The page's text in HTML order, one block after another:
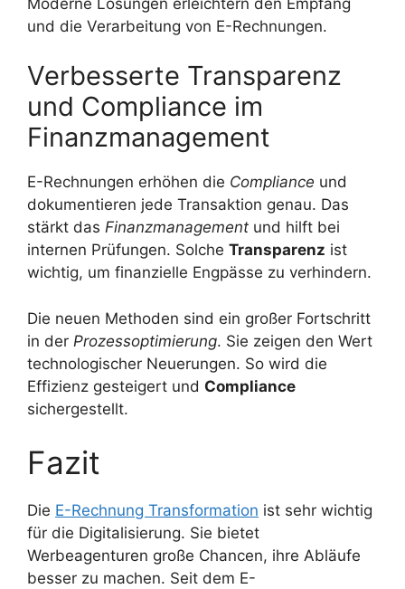
und die Verarbeitung von E-Rechnungen.
Verbesserte Transparenz
und Compliance im
Finanzmanagement
E-Rechnungen erhöhen die Compliance und
dokumentieren jede Transaktion genau. Das
stärkt das Finanzmanagement und hilft bei
internen Prüfungen. Solche Transparenz ist
wichtig, um finanzielle Engpässe zu verhindern.
Die neuen Methoden sind ein großer Fortschritt
in der Prozessoptimierung. Sie zeigen den Wert
technologischer Neuerungen. So wird die
Effizienz gesteigert und Compliance
sichergestellt.
Fazit
Die E-Rechnung Transformation ist sehr wichtig
für die Digitalisierung. Sie bietet
Werbeagenturen große Chancen, ihre Abläufe
besser zu machen. Seit dem E-